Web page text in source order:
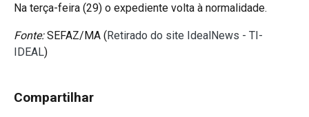
Na terça-feira (29) o expediente volta à normalidade.
Fonte:SEFAZ/MA (Retirado do site IdealNews - TI-
IDEAL)
Compartilhar